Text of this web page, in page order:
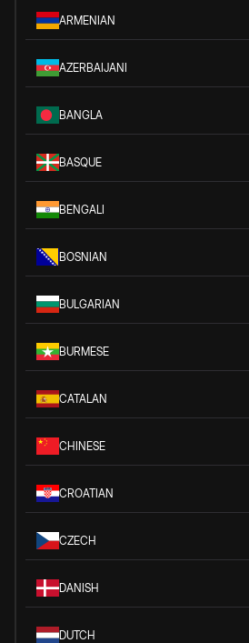
ARMENIAN
AZERBAIJANI
BANGLA
BASQUE
BENGALI
BOSNIAN
BULGARIAN
BURMESE
CATALAN
CHINESE
CROATIAN
CZECH
DANISH
DUTCH